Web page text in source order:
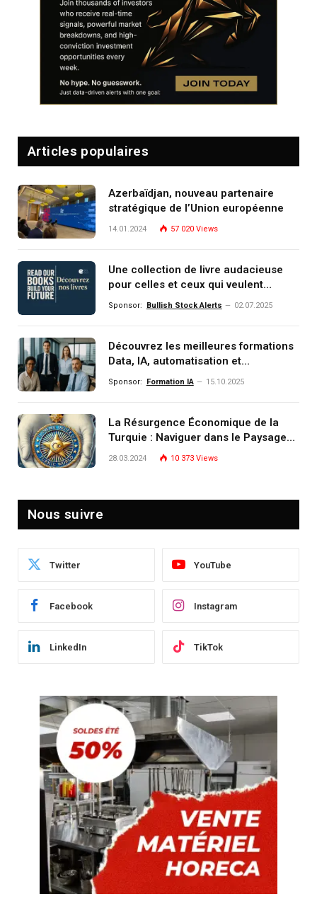
Articles populaires
Azerbaïdjan, nouveau partenaire
stratégique de l’Union européenne
14.01.2024 57 020 Views
Une collection de livre audacieuse
pour celles et ceux qui veulent
comprendre, investir et dominer le
Sponsor: Bullish Stock Alerts 02.07.2025
Découvrez les meilleures formations
Data, IA, automatisation et
investissement (gestion de
Sponsor: Formation IA 15.10.2025
La Résurgence Économique de la
Turquie : Naviguer dans le Paysage
Post-Crise
28.03.2024 10 373 Views
Nous suivre
Twitter YouTube
Facebook Instagram
LinkedIn TikTok